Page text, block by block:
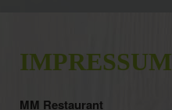
IMPRESSUM
MM Restaurant